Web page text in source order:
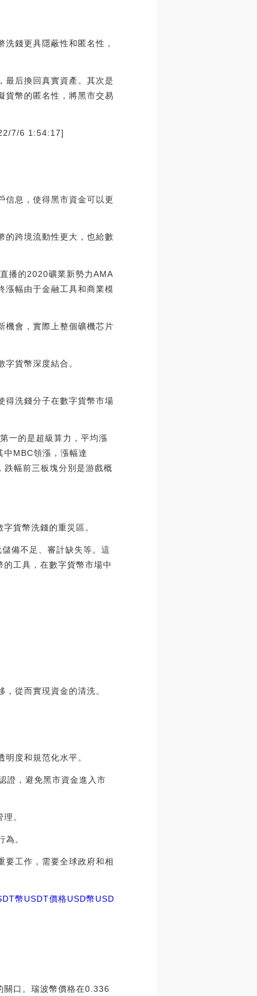
錢更具隱蔽性和匿名性，
最后換回真實資產。其次是
貨幣的匿名性，將黑市交易
7/6 1:54:17]
信息，使得黑市資金可以更
的跨境流動性更大，也給數
播的2020礦業新勢力AMA
漲幅由于金融工具和商業模
機會，實際上整個礦機芯片
貨幣深度結合。
得洗錢分子在數字貨幣市場
一的是超級算力，平均漲
MBC領漲，漲幅達
幅前三板塊分別是游戲概
貨幣洗錢的重災區。
備不足、審計缺失等。這
工具，在數字貨幣市場中
從而實現資金的清洗。
度和規范化水平。
證，避免黑市資金進入市
。
。
要工作，需要全球政府和相
幣USDT價格USD幣USD
口。瑞波幣價格在0.336